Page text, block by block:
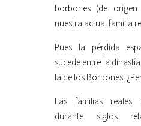
borbones (de
nuestra actual familia
Pues la pérdida
sucede entre la
la de los Borbones.
Las familias reales
durante siglos